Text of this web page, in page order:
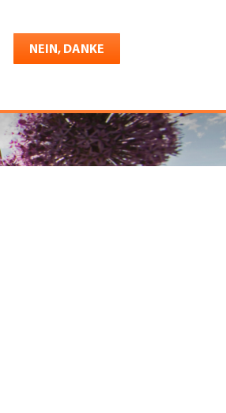
NEIN, DANKE
Konto Deutsch